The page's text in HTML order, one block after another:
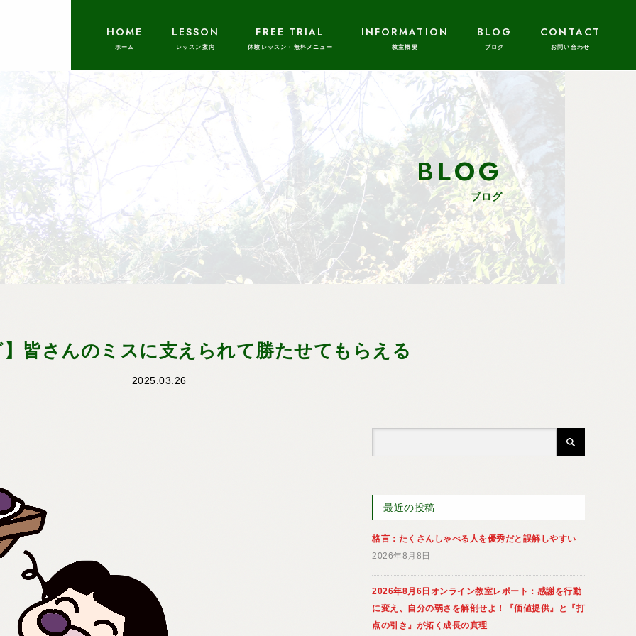
HOME LESSON FREE TRIAL INFORMATION BLOG CONTACT
BLOG
ブログ
皆さんのミスに支えられて勝たせてもらえる
2025.03.26
最近の投稿
格言：たくさんしゃべる人を優秀だと誤解しやすい
2026年8月8日
2026年8月6日オンライン教室レポート：感謝を行動
に変え、自分の弱さを解剖せよ！『価値提供』と『打
点の引き』が拓く成長の真理